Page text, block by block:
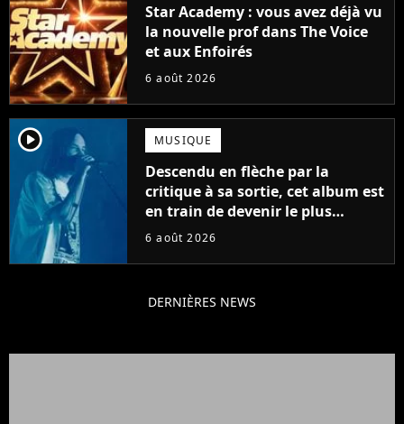
Star Academy : vous avez déjà vu
la nouvelle prof dans The Voice
et aux Enfoirés
6 août 2026
player2 MUSIQUE
Descendu en flèche par la
critique à sa sortie, cet album est
en train de devenir le plus
populaire de son auteur
6 août 2026
DERNIÈRES NEWS